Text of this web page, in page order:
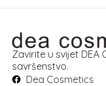
Zavirite u svijet
savršenstvo.
Dea Cosmetics